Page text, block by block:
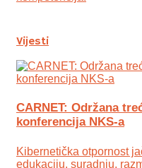
Vijesti
CARNET: Održana
konferencija NKS-a
Kibernetička otpornost
edukaciju, suradnju,